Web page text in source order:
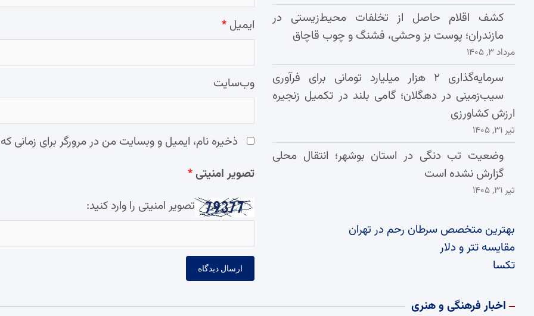
ایمیل *
وب‌سایت
ذخیره نام، ایمیل و وبسایت من در مرورگر برای زمانی
تصویر امنیتی*
تصویر امنیتی را وارد کنید:
کشف اقلام حاصل از تخلفات محیط‌زیستی در
مازندران؛ پوست بز وحشی، فشنگ و چوب قاچاق
مرداد ۳, ۱۴۰۵
سرمایه‌گذاری ۲ هزار میلیارد تومانی برای فرآوری
سیب‌زمینی در دهگلان؛ گامی بلند در تکمیل زنجیره
ارزش کشاورزی
تیر ۳۱, ۱۴۰۵
وضعیت تب دنگی در استان بوشهر؛ انتقال محلی
گزارش نشده است
تیر ۳۱, ۱۴۰۵
بهترین متخصص سرطان رحم در تهران
مقایسه تتر و دلار
تکسا
اخبار فرهنگی و هنری